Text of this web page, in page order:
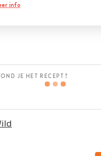
info
JE HET RECEPT?